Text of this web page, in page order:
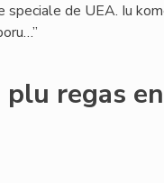
de UEA. Iu
regas